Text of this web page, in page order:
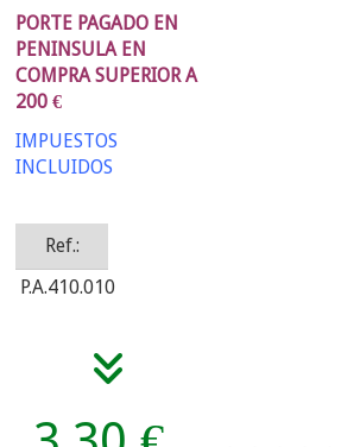
PORTE PAGADO EN
PENINSULA EN
COMPRA SUPERIOR A
200 €
IMPUESTOS
INCLUIDOS
Ref.:
P.A.410.010